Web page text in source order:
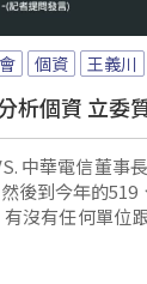
個資 王義川
析個資 立委
中華電信董事
後到今年的519
沒有任何單位
，任何跟政黨
一個分析。